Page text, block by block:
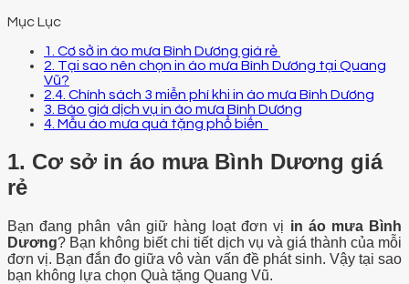
Mục Lục
1. Cơ sở in áo mưa Bình Dương giá rẻ
2. Tại sao nên chọn in áo mưa Bình Dương tại Quang
Vũ?
2.4. Chính sách 3 miễn phí khi in áo mưa Bình Dương
3. Báo giá dịch vụ in áo mưa Bình Dương
4. Mẫu áo mưa quà tặng phổ biến
1. Cơ sở in áo mưa Bình Dương giá
rẻ
Bạn đang phân vân giữ hàng loạt đơn vị in áo mưa Bình
Dương? Bạn không biết chi tiết dịch vụ và giá thành của mỗi
đơn vị. Bạn đắn đo giữa vô vàn vấn đề phát sinh. Vậy tại sao
bạn không lựa chọn Quà tặng Quang Vũ.